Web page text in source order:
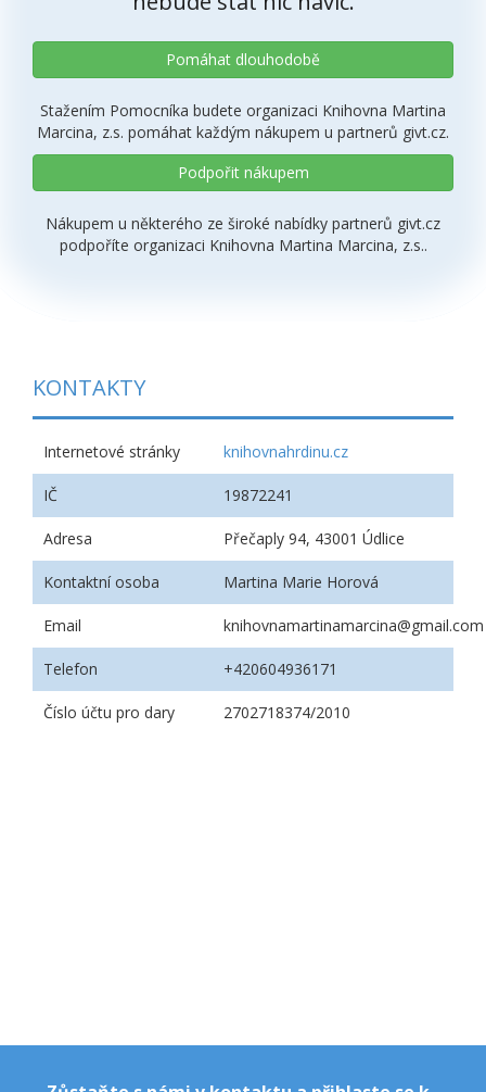
Pomáhat dlouhodobě
Stažením Pomocníka budete organizaci Knihovna Martina
Marcina, z.s. pomáhat každým nákupem u partnerů givt.cz.
Podpořit nákupem
Nákupem u některého ze široké nabídky partnerů givt.cz
podpoříte organizaci Knihovna Martina Marcina, z.s..
KONTAKTY
Internetové stránky knihovnahrdinu.cz
IČ 19872241
Adresa Přečaply 94, 43001 Údlice
Kontaktní osoba Martina Marie Horová
Email knihovnamartinamarcina@gmail.com
Telefon +420604936171
Číslo účtu pro dary 2702718374/2010